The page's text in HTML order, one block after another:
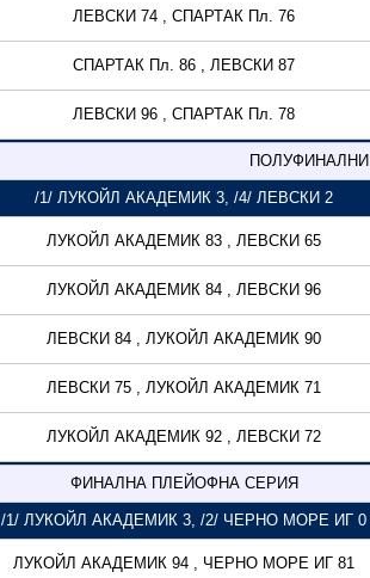
ЛЕВСКИ 74 , СПАРТАК Пл. 76
СПАРТАК Пл. 86 , ЛЕВСКИ 87
ЛЕВСКИ 96 , СПАРТАК Пл. 78
/1/ ЛУКОЙЛ АКАДЕМИК 3, /4/ ЛЕВСКИ 2
ЛУКОЙЛ АКАДЕМИК 83 , ЛЕВСКИ 65
ЛУКОЙЛ АКАДЕМИК 84 , ЛЕВСКИ 96
ЛЕВСКИ 84 , ЛУКОЙЛ АКАДЕМИК 90
ЛЕВСКИ 75 , ЛУКОЙЛ АКАДЕМИК 71
ЛУКОЙЛ АКАДЕМИК 92 , ЛЕВСКИ 72
ФИНАЛНА ПЛЕЙОФНА СЕРИЯ
/1/ ЛУКОЙЛ АКАДЕМИК 3, /2/ ЧЕРНО МОРЕ ИГ 0
ЛУКОЙЛ АКАДЕМИК 94 , ЧЕРНО МОРЕ ИГ 81